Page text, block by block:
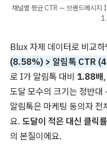
채널별 평균 CTR — 브랜드메시
Blux 자체 데이터로 비교하
(8.58%) > 알림톡 CTR
로 I가 알림톡 대비 1.88배
도달 모수의 크기는 정반
알림톡은 마케팅 동의자
요. 도달이 적은 대신 클릭
의 본질이에요.